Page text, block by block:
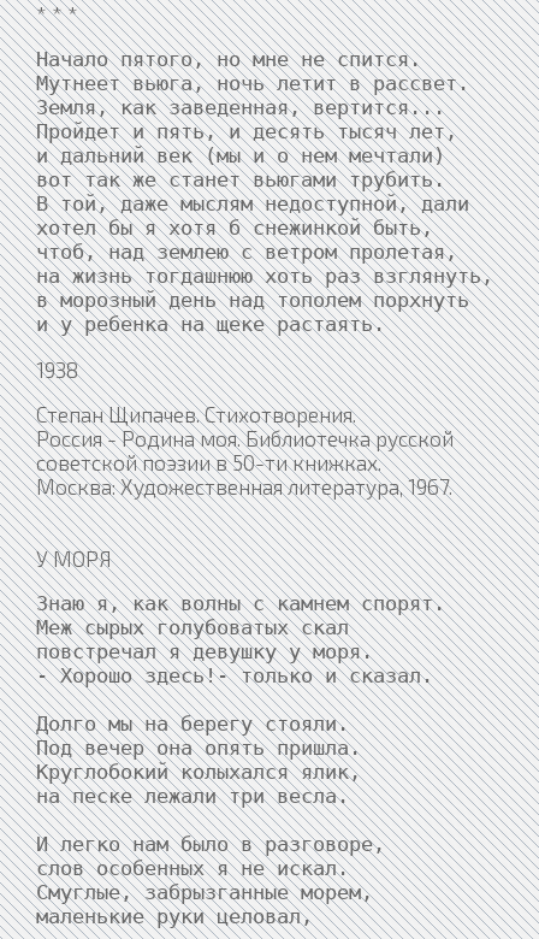
* * *
Начало пятого, но мне не спится.
Мутнеет вьюга, ночь летит в рассвет.
Земля, как заведенная, вертится...
Пройдет и пять, и десять тысяч лет,
и дальний век (мы и о нем мечтали)
вот так же станет вьюгами трубить.
В той, даже мыслям недоступной, дали
хотел бы я хотя б снежинкой быть,
чтоб, над землею с ветром пролетая,
на жизнь тогдашнюю хоть раз взглянуть,
в морозный день над тополем порхнуть
и у ребенка на щеке растаять.
1938
Степан Щипачев. Стихотворения.
Россия - Родина моя. Библиотечка русской
советской поэзии в 50-ти книжках.
Москва: Художественная литература, 1967.
У МОРЯ
Знаю я, как волны с камнем спорят.
Меж сырых голубоватых скал
повстречал я девушку у моря.
- Хорошо здесь!- только и сказал.
Долго мы на берегу стояли.
Под вечер она опять пришла.
Круглобокий колыхался ялик,
на песке лежали три весла.
И легко нам было в разговоре,
слов особенных я не искал.
Смуглые, забрызганные морем,
маленькие руки целовал,